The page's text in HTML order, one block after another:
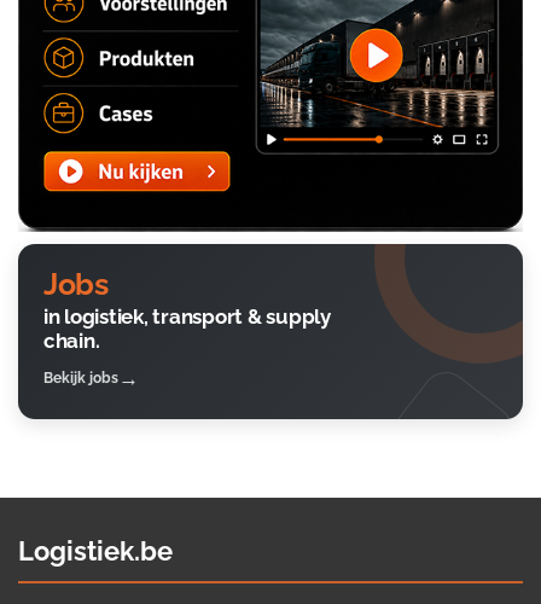
Jobs
in logistiek, transport & supply
chain.
Bekijk jobs
Logistiek.be